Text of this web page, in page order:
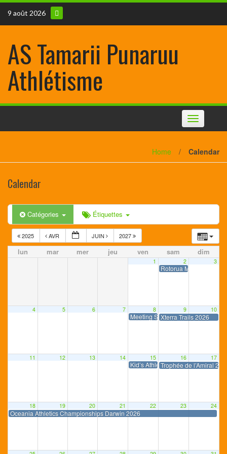
9 août 2026
AS Tamarii Punaruu
Athlétisme
Toggle
navigation
Home / Calendar
Calendar
Catégories Étiquettes
2025 AVR JUIN 2027
lun mar mer jeu ven sam dim
1 2
Rotorua Marathon 2026
3
4 5 6 7 8
Meeting SEL OCEANIA 2026-05
9
Xterra Trails 2026
10
11 12 13 14 15
Kid’s Athlé 2026-05
16
Trophée de l’Amiral
17
18
Oceania Athletics Championships Darwin 2026
19 20 21 22 23 24